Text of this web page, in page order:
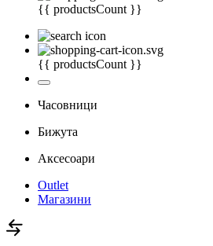
{{ productsCount }}
{{ productsCount }}
Часовници
Бижута
Аксесоари
Outlet
Магазини